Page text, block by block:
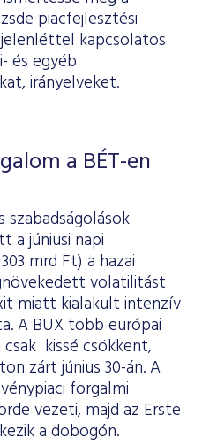
piacfejlesztési
kapcsolatos
és egyéb
irányelveket.
a BÉT-en
szabadságolások
a júniusi napi
mrd Ft) a hazai
volatilitást
miatt kialakult intenzív
A BUX több európai
kissé csökkent,
zárt június 30-án. A
forgalmi
vezeti, majd az Erste
a dobogón.